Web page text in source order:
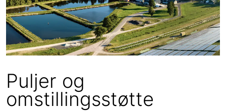
Puljer og
omstillingsstøtte